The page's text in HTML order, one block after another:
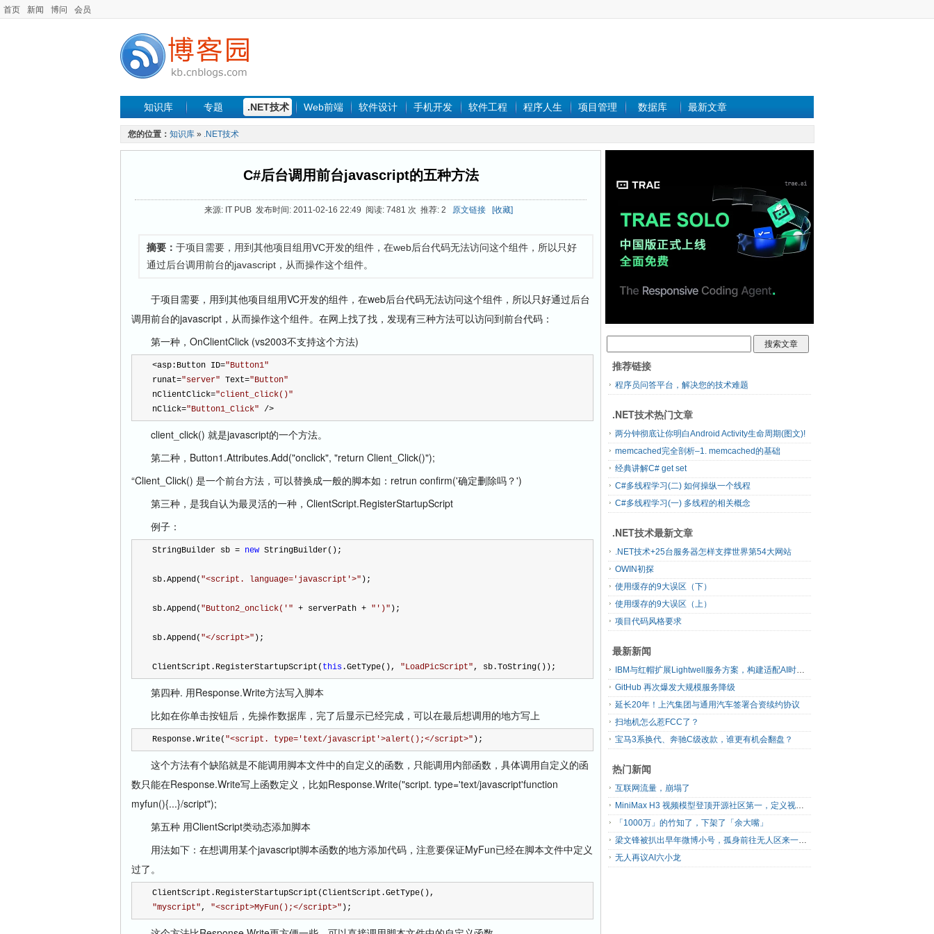
首页 新闻 博问 会员
知识库 专题 .NET技术 Web前端 软件设计 手机开发 软件工程 程序人生 项目管理 数据库 最新文章
您的位置： 知识库 » .NET技术
C#后台调用前台javascript的五种方法
来源: IT PUB 发布时间: 2011-02-16 22:49 阅读: 7481 次 推荐: 2 原文链接 [收藏]
摘要： 于项目需要，用到其他项目组用VC开发的组件，在web后台代码无法访问这个组件，所以只好
通过后台调用前台的javascript，从而操作这个组件。
于项目需要，用到其他项目组用VC开发的组件，在web后台代码无法访问这个组件，所以只好通过后台
调用前台的javascript，从而操作这个组件。在网上找了找，发现有三种方法可以访问到前台代码：
第一种，OnClientClick (vs2003不支持这个方法)
<asp:Button ID="Button1"
runat="server" Text="Button"
nClientClick="client_click()"
nClick="Button1_Click" />
client_click() 就是javascript的一个方法。
第二种，Button1.Attributes.Add("onclick", "return Client_Click()");
“Client_Click() 是一个前台方法，可以替换成一般的脚本如：retrun confirm('确定删除吗？')
第三种，是我自认为最灵活的一种，ClientScript.RegisterStartupScript
例子：
StringBuilder sb = new StringBuilder();
sb.Append( "<script. language='javascript'>" );
sb.Append( "Button2_onclick(' " + serverPath + " ')" );
sb.Append( "</script>" );
ClientScript.RegisterStartupScript( this.GetType(), "LoadPicScript", sb.ToString());
第四种. 用Response.Write方法写入脚本
比如在你单击按钮后，先操作数据库 ，完了后显示已经完成，可以在最后想调用的地方写上
Response.Write( "<script. type='text/javascript'>alert();</script>" );
这个方法有个缺陷就是不能调用脚本文件中的自定义的函数，只能调用内部函数，具体调用自定义的函
数只能在Response.Write写上函数定义，比如Response.Write("script. type='text/javascript'function
myfun(){...}/script");
第五种 用ClientScript类动态添加脚本
用法如下：在想调用某个javascript脚本函数的地方添加代码，注意要保证MyFun已经在脚本文件中定义
过了。
ClientScript.RegisterStartupScript(ClientScript.GetType(),
"myscript", "<script>MyFun();</script>" );
推荐链接
程序员问答平台，解决您的技术难题
.NET技术热门文章
两分钟彻底让你明白Android Activity生命周期(图文)!
memcached完全剖析–1. memcached的基础
经典讲解C# get set
C#多线程学习(二) 如何操纵一个线程
C#多线程学习(一) 多线程的相关概念
.NET技术最新文章
.NET技术+25台服务器怎样支撑世界第54大网站
OWIN初探
使用缓存的9大误区（下）
使用缓存的9大误区（上）
项目代码风格要求
最新新闻
IBM与红帽扩展Lightwell服务方案，构建适配AI时代开源生态的可信基础设施
GitHub 再次爆发大规模服务降级
延长20年！上汽集团与通用汽车签署合资续约协议
扫地机怎么惹FCC了？
宝马3系换代、奔驰C级改款，谁更有机会翻盘？
热门新闻
互联网流量，崩塌了
MiniMax H3 视频模型登顶开源社区第一，定义视频模型领域“斩杀线”
「1000万」的竹知了，下架了「余大嘴」
梁文锋被扒出早年微博小号，孤身前往无人区来一场相当 deep 的 seek 旅行
无人再议AI六小龙